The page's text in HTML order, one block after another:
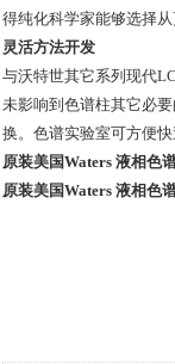
得纯化科学家能够选择
灵活方法开发
与沃特世其它系列现代
未影响到色谱柱其它必
换。色谱实验室可方便
原装美国Waters 液相色
原装美国Waters 液相色